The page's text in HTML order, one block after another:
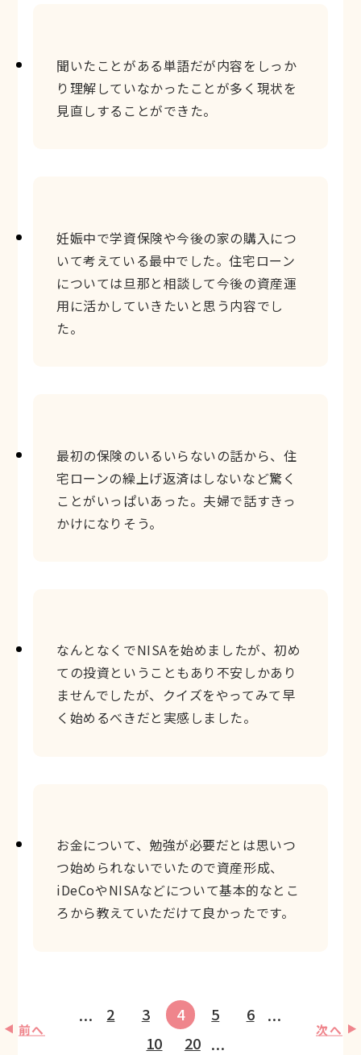
聞いたことがある単語だが内容をしっか
り理解していなかったことが多く現状を
見直しすることができた。
妊娠中で学資保険や今後の家の購入につ
いて考えている最中でした。住宅ローン
については旦那と相談して今後の資産運
用に活かしていきたいと思う内容でし
た。
最初の保険のいるいらないの話から、住
宅ローンの繰上げ返済はしないなど驚く
ことがいっぱいあった。夫婦で話すきっ
かけになりそう。
なんとなくでNISAを始めましたが、初め
ての投資ということもあり不安しかあり
ませんでしたが、クイズをやってみて早
く始めるべきだと実感しました。
お金について、勉強が必要だとは思いつ
つ始められないでいたので資産形成、
iDeCoやNISAなどについて基本的なとこ
ろから教えていただけて良かったです。
前へ
... 2 3 4 5 6
...
10
20 ...
次へ